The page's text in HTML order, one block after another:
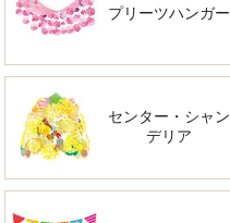
プリーツハンガー
センター・シャン
デリア